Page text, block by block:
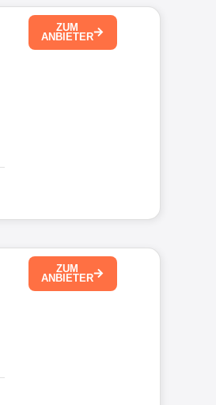
ZUM
ANBIETER
ZUM
ANBIETER